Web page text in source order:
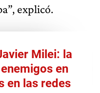
explicó.
Milei: la
en
en las redes